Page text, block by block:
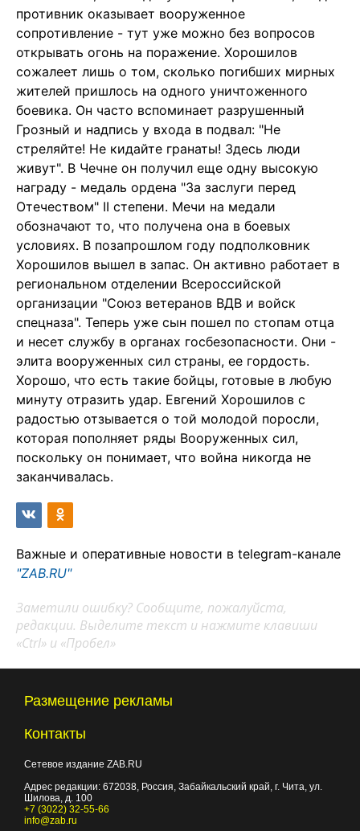
противник оказывает вооруженное
сопротивление - тут уже можно без вопросов
открывать огонь на поражение. Хорошилов
сожалеет лишь о том, сколько погибших мирных
жителей пришлось на одного уничтоженного
боевика. Он часто вспоминает разрушенный
Грозный и надпись у входа в подвал: "Не
стреляйте! Не кидайте гранаты! Здесь люди
живут". В Чечне он получил еще одну высокую
награду - медаль ордена "За заслуги перед
Отечеством" II степени. Мечи на медали
обозначают то, что получена она в боевых
условиях. В позапрошлом году подполковник
Хорошилов вышел в запас. Он активно работает в
региональном отделении Всероссийской
организации "Союз ветеранов ВДВ и войск
спецназа". Теперь уже сын пошел по стопам отца
и несет службу в органах госбезопасности. Они -
элита вооруженных сил страны, ее гордость.
Хорошо, что есть такие бойцы, готовые в любую
минуту отразить удар. Евгений Хорошилов с
радостью отзывается о той молодой поросли,
которая пополняет ряды Вооруженных сил,
поскольку он понимает, что война никогда не
заканчивалась.
Важные и оперативные новости в telegram-канале
"ZAB.RU"
Заметили ошибку? Сообщите, пожалуйста,
редакции. Выделите текст и нажмите клавиши
«Ctrl» и «Пробел»
Размещение рекламы
Контакты
Сетевое издание ZAB.RU
Адрес редакции: 672038, Россия, Забайкальский край, г. Чита, ул.
Шилова, д. 100
+7 (3022) 32-55-66
info@zab.ru